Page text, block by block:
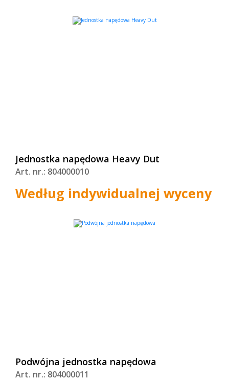
Jednostka napędowa Heavy Dut
Art. nr.: 804000010
Według indywidualnej wyceny
Podwójna jednostka napędowa
Art. nr.: 804000011